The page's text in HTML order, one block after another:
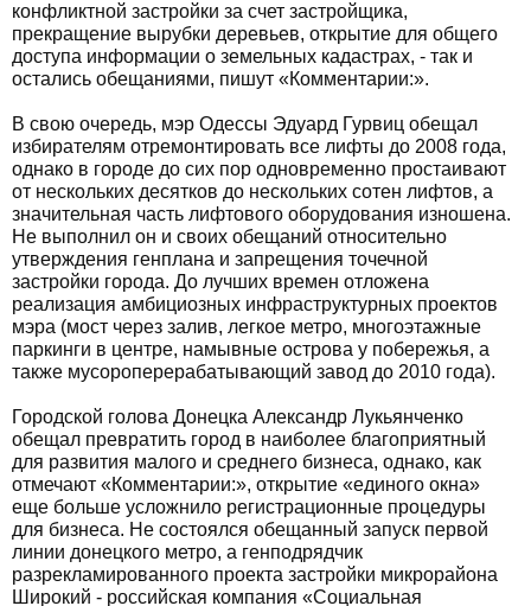
конфликтной застройки за счет застройщика,
прекращение вырубки деревьев, открытие для общего
доступа информации о земельных кадастрах, - так и
остались обещаниями, пишут «Комментарии:».
В свою очередь, мэр Одессы Эдуард Гурвиц обещал
избирателям отремонтировать все лифты до 2008 года,
однако в городе до сих пор одновременно простаивают
от нескольких десятков до нескольких сотен лифтов, а
значительная часть лифтового оборудования изношена.
Не выполнил он и своих обещаний относительно
утверждения генплана и запрещения точечной
застройки города. До лучших времен отложена
реализация амбициозных инфраструктурных проектов
мэра (мост через залив, легкое метро, многоэтажные
паркинги в центре, намывные острова у побережья, а
также мусороперерабатывающий завод до 2010 года).
Городской голова Донецка Александр Лукьянченко
обещал превратить город в наиболее благоприятный
для развития малого и среднего бизнеса, однако, как
отмечают «Комментарии:», открытие «единого окна»
еще больше усложнило регистрационные процедуры
для бизнеса. Не состоялся обещанный запуск первой
линии донецкого метро, а генподрядчик
разрекламированного проекта застройки микрорайона
Широкий - российская компания «Социальная